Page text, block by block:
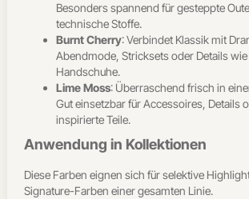
Besonders spannend für gesteppte
technische Stoffe.
Burnt Cherry: Verbindet Klassik mit
Abendmode, Stricksets oder Details
Handschuhe.
Lime Moss: Überraschend frisch in
Gut einsetzbar für Accessoires, Details
inspirierte Teile.
Anwendung in Kollektionen
Diese Farben eignen sich für selektive
Signature-Farben einer gesamten Linie.